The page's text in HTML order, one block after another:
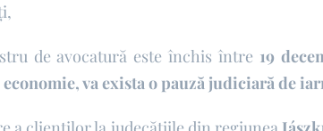
de avocatură este închis între 19
va exista o pauză judiciară de